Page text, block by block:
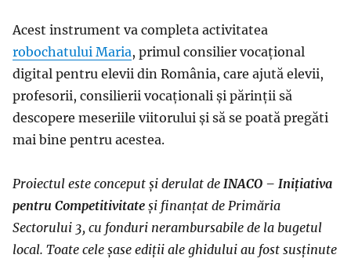
Acest instrument va completa activitatea
robochatului Maria, primul consilier vocațional
digital pentru elevii din România, care ajută elevii,
profesorii, consilierii vocaționali și părinții să
descopere meseriile viitorului și să se poată pregăti
mai bine pentru acestea.
Proiectul este conceput și derulat de INACO – Inițiativa
pentru Competitivitate și finanțat de Primăria
Sectorului 3, cu fonduri nerambursabile de la bugetul
local. Toate cele șase ediții ale ghidului au fost susținute